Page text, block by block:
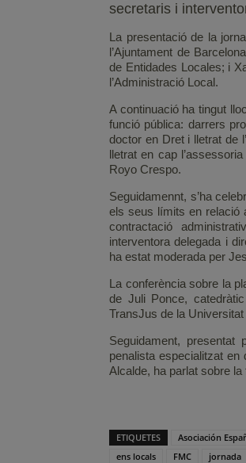
secretaris i
La presentació de la
l’Ajuntament de
de Entidades Locales; i
l’Administració Local.
A continuació ha tingut
funció pública: darrers
doctor en Dret i lletrat de
lletrat en cap
Royo Crespo.
Seguidamennt, s’ha
els seus límits en relació
contractació
interventora delegada i
ha estat moderada per
La conferència sobre la
de Juli Ponce,
TransJus de la
Seguidament, presentat
penalista especialitzat en
Alcalde, ha parlat sobre
ETIQUETES Asociación
ens locals
FMC jornada